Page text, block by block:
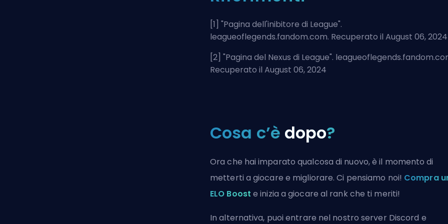
[1] "Pagina dell'inibitore di League".
leagueoflegends.fandom.com. Recuperato il August 06, 2024
[2] "Pagina del Nexus di League".
Recuperato il August 06, 2024
Cosa c’è dopo?
Ora che hai imparato qualcosa di nuovo, è il momento di
metterti a giocare e migliorare. Ci pensiamo noi! Compra
ELO Boost e inizia a giocare al rank che ti meriti!
In alternativa, puoientrare nel nostro server Discord e